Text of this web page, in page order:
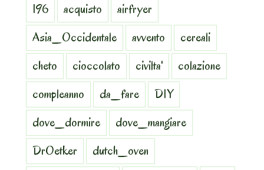
196 acquisto
airfryer
Asia_Occidentale
avvento
cereali
cheto
cioccolato civilta'
colazione
compleanno
da_fare
DIY
dove_dormire
dove_mangiare
DrOetker
dutch_oven